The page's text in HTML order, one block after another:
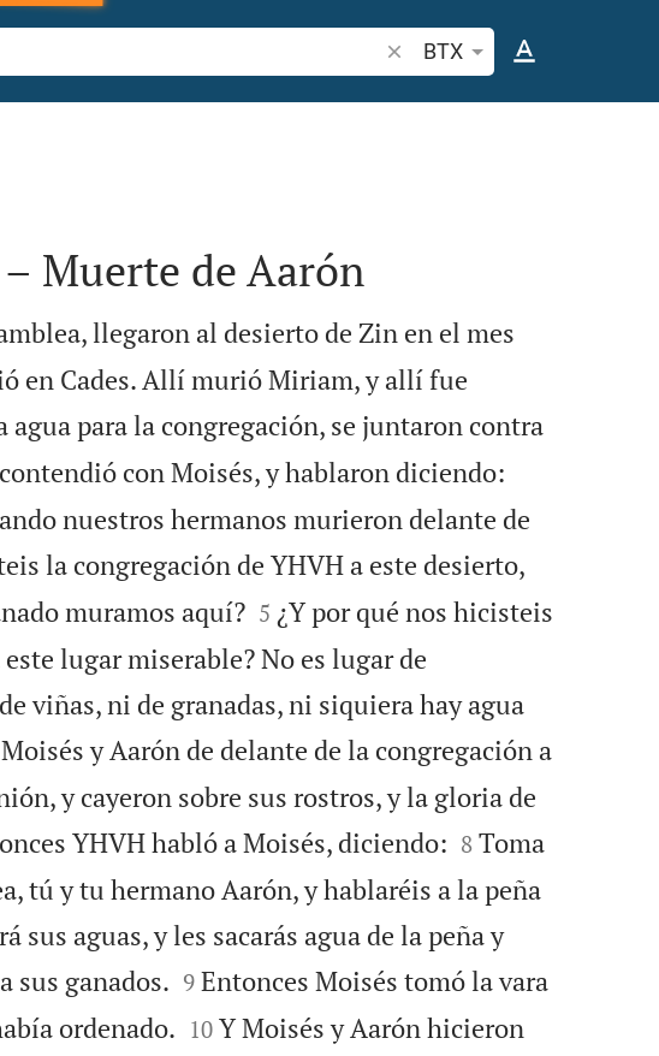
Buscar versículo bíblico o palabra
BTX
Muerte de Aarón
llegaron al desierto de Zin en el mes
en Cades. Allí murió Miriam, y allí fue
agua para la congregación, se juntaron contra
con Moisés, y hablaron diciendo:
nuestros hermanos murieron delante de
la congregación de YHVH a este desierto,
muramos aquí?
5 ¿Y por qué nos hicisteis
lugar miserable? No es lugar de
viñas, ni de granadas, ni siquiera hay agua
y Aarón de delante de la congregación a
y cayeron sobre sus rostros, y la gloria de
YHVH habló a Moisés, diciendo:
8 Toma
tú y tu hermano Aarón, y hablaréis a la peña
sus aguas, y les sacarás agua de la peña y
sus ganados.
9 Entonces Moisés tomó la vara
ordenado.
10 Y Moisés y Aarón hicieron